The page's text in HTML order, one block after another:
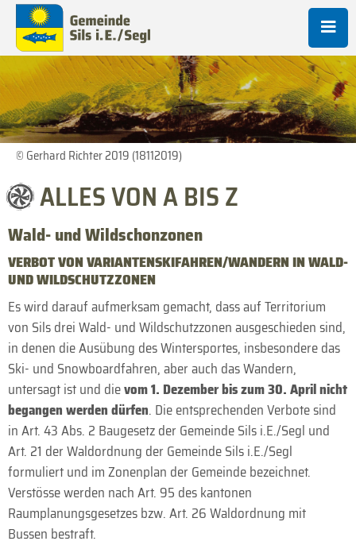
© Gerhard Richter 2019 (18112019)
ALLES VON A BIS Z
Wald- und Wildschonzonen
VERBOT VON VARIANTENSKIFAHREN/WANDERN IN WALD-
UND WILDSCHUTZZONEN
Es wird darauf aufmerksam gemacht, dass auf Territorium
von Sils drei Wald- und Wildschutzzonen ausgeschieden sind,
in denen die Ausübung des Wintersportes, insbesondere das
Ski- und Snowboardfahren, aber auch das Wandern,
untersagt ist und dievom 1. Dezember bis zum 30. April nicht
begangen werden dürfen. Die entsprechenden Verbote sind
in Art. 43 Abs. 2 Baugesetz der Gemeinde Sils i.E./Segl und
Art. 21 der Waldordnung der Gemeinde Sils i.E./Segl
formuliert und im Zonenplan der Gemeinde bezeichnet.
Verstösse werden nach Art. 95 des kantonen
Raumplanungsgesetzes bzw. Art. 26 Waldordnung mit
Bussen bestraft.